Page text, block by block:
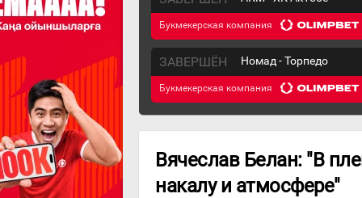
Букмекерская компания
ЗАВЕРШЁН Номад - Торпедо
Букмекерская компания
Вячеслав Белан: "В
накалу и атмосфере"